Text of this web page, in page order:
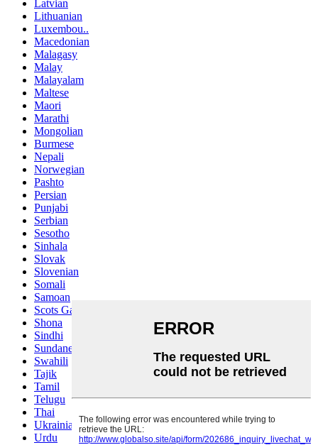
Latvian
Lithuanian
Luxembou..
Macedonian
Malagasy
Malay
Malayalam
Maltese
Maori
Marathi
Mongolian
Burmese
Nepali
Norwegian
Pashto
Persian
Punjabi
Serbian
Sesotho
Sinhala
Slovak
Slovenian
Somali
Samoan
Scots Gaelic
Shona
Sindhi
Sundanese
Swahili
Tajik
Tamil
Telugu
Thai
Ukrainian
Urdu